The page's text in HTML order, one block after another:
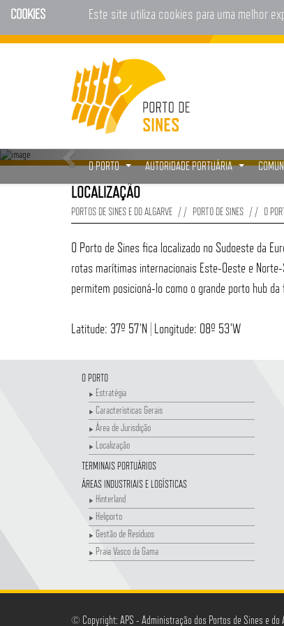
COOKIES Este site utiliza cookies para uma melhor
O PORTO AUTORIDADE PORTUÁRIA
LOCALIZAÇÃO
PORTOS DE SINES E DO ALGARVE PORTO DE SINES O
O Porto de Sines fica localizado no Sudoeste da
rotas marítimas internacionais Este-Oeste e
permitem posicioná-lo como o grande porto hub
Latitude: 37º 57'N | Longitude: 08º 53'W
O PORTO
Estratégia
Características Gerais
Área de Jurisdição
Localização
TERMINAIS PORTUÁRIOS
ÁREAS INDUSTRIAIS E LOGÍSTICAS
Hinterland
Heliporto
Gestão de Resíduos
Praia Vasco da Gama
© Copyright: APS - Administração dos Portos de Sines e do